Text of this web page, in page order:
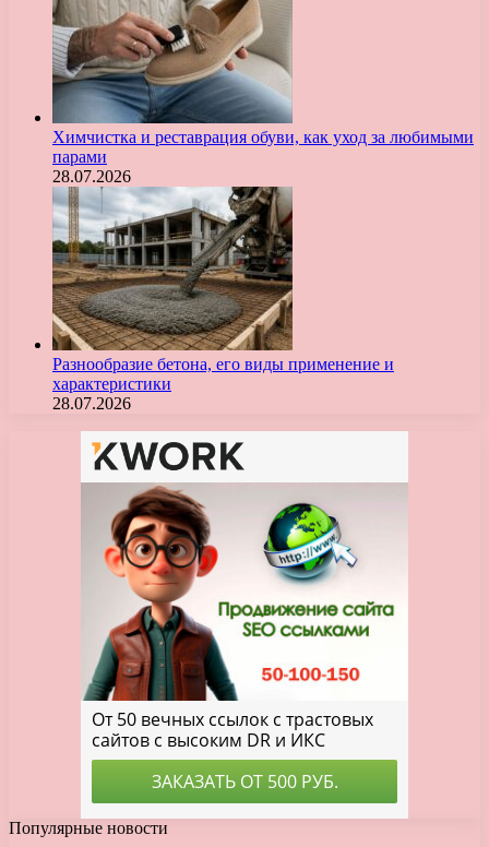
Химчистка и реставрация обуви, как уход за любимыми
парами
28.07.2026
Разнообразие бетона, его виды применение и
характеристики
28.07.2026
Популярные новости